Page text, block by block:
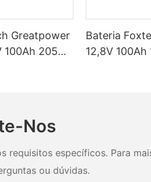
Greatpower
100Ah 205Ah
Bateria
12,8V 100Ah
Nos
específicos. Para
ou dúvidas.